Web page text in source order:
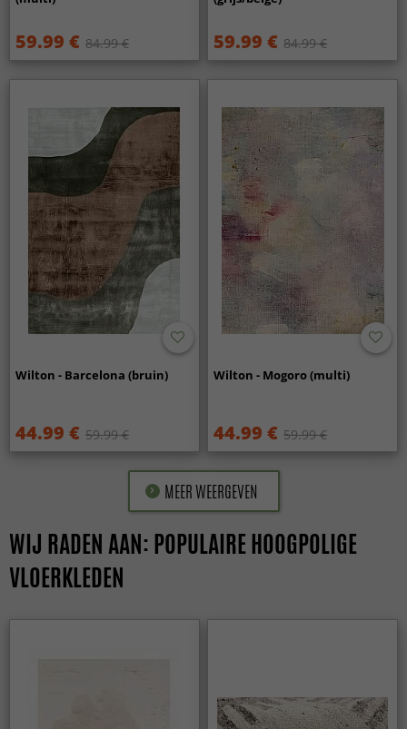
59.99 € 84.99 € 59.99 € 84.99 €
Wilton - Barcelona (bruin)
44.99 € 59.99 €
Wilton - Mogoro (multi)
44.99 € 59.99 €
MEER WEERGEVEN
WIJ RADEN AAN: POPULAIRE HOOGPOLIGE
VLOERKLEDEN